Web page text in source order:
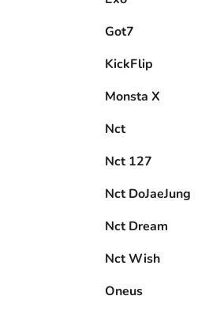
Got7
KickFlip
Monsta X
Nct
Nct 127
Nct DoJaeJung
Nct Dream
Nct Wish
Oneus